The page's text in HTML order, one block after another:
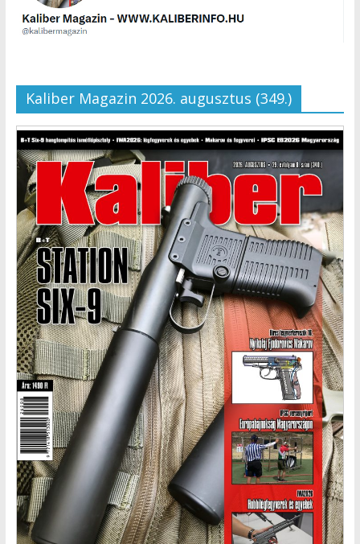
Kaliber Magazin 2026. augusztus (349.)